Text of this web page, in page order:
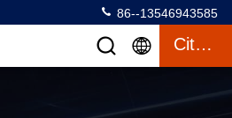
86--13546943585
Citazione